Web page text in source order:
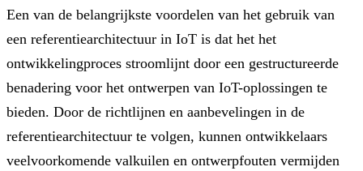
Een van de belangrijkste voordelen van het gebruik van
een referentiearchitectuur in IoT is dat het het
ontwikkelingproces stroomlijnt door een gestructureerde
benadering voor het ontwerpen van IoT-oplossingen te
bieden. Door de richtlijnen en aanbevelingen in de
referentiearchitectuur te volgen, kunnen ontwikkelaars
veelvoorkomende valkuilen en ontwerpfouten vermijden